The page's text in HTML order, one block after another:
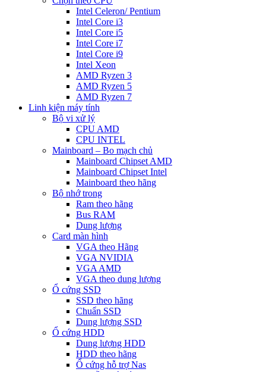
Intel Celeron/ Pentium
Intel Core i3
Intel Core i5
Intel Core i7
Intel Core i9
Intel Xeon
AMD Ryzen 3
AMD Ryzen 5
AMD Ryzen 7
Linh kiện máy tính
Bộ vi xử lý
CPU AMD
CPU INTEL
Mainboard – Bo mạch chủ
Mainboard Chipset AMD
Mainboard Chipset Intel
Mainboard theo hãng
Bộ nhớ trong
Ram theo hãng
Bus RAM
Dung lượng
Card màn hình
VGA theo Hãng
VGA NVIDIA
VGA AMD
VGA theo dung lượng
Ổ cứng SSD
SSD theo hãng
Chuẩn SSD
Dung lượng SSD
Ổ cứng HDD
Dung lượng HDD
HDD theo hãng
Ổ cứng hỗ trợ Nas